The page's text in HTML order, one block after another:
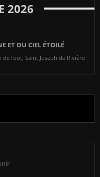
2026
ET DU CIEL ÉTOILÉ
de foot, Saint Joseph de Rivière